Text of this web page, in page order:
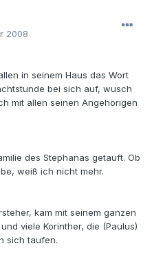
2008
in seinem Haus das Wort
bei sich auf, wusch
mit allen seinen Angehörigen
des Stephanas getauft. Ob
weiß ich nicht mehr.
kam mit seinem ganzen
viele Korinther, die (Paulus)
sich taufen.